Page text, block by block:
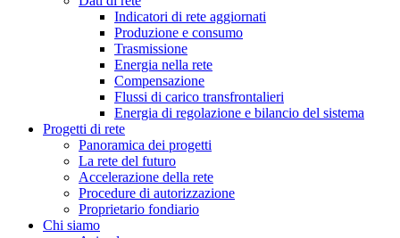
Indicatori di rete aggiornati
Produzione e consumo
Trasmissione
Energia nella rete
Compensazione
Flussi di carico transfrontalieri
Energia di regolazione e bilancio del sistema
Progetti di rete
Panoramica dei progetti
La rete del futuro
Accelerazione della rete
Procedure di autorizzazione
Proprietario fondiario
Chi siamo